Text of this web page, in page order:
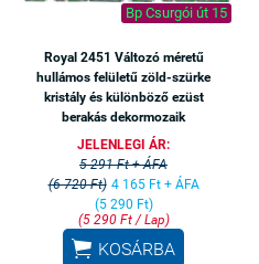
Bp Csurgói út 15
Royal 2451 Változó méretű
hullámos felületű zöld-szürke
kristály és különböző ezüst
berakás dekormozaik
JELENLEGI ÁR:
5 291 Ft + ÁFA
(6 720 Ft) 4 165 Ft + ÁFA
(5 290 Ft)
(5 290 Ft / Lap)
 KOSÁRBA